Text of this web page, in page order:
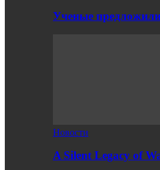
Ученые предложили
Новости
A Silent Legacy of